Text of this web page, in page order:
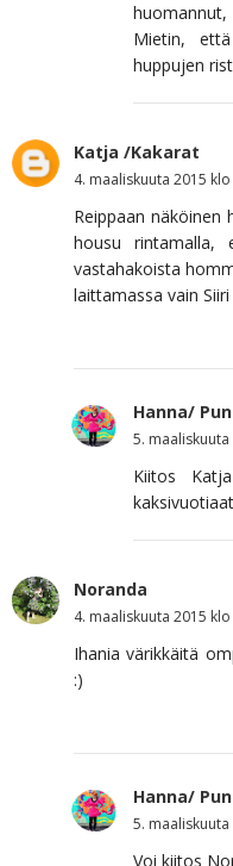
Mietin,
huppujen
Katja /Kakarat
4. maaliskuuta 2015
Reippaan näköinen
housu
vastahakoista
laittamassa vain
Hanna/
5.
Kiitos
Noranda
4. maaliskuuta 2015
Ihania värikkäitä
:)
Hanna/
5.
Voi kiitos